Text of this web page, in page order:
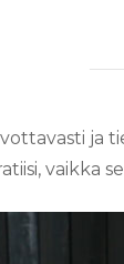
ja
vaikka